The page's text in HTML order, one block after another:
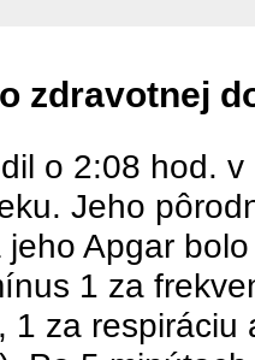
zdravotnej
o 2:08 hod.
Jeho
Apgar
1 za
1 za respiráciu